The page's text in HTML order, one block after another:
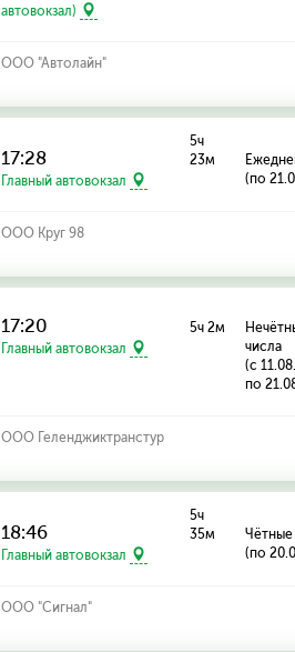
автовокзал)
ООО "Автолайн"
17:28
Главный автовокзал
5ч
23м
(по
ООО Круг 98
17:20
Главный автовокзал
5ч 2м
числа
(с
по
ООО Геленджиктранстур
18:46
Главный автовокзал
5ч
35м
Чётные
(по
ООО "Сигнал"